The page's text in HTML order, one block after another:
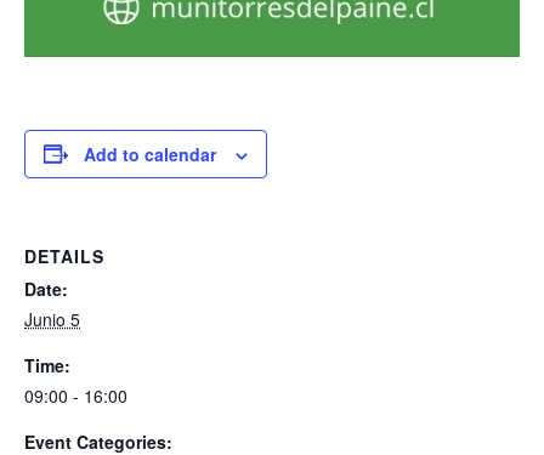
Add to calendar
DETAILS
Date:
Junio 5
Time:
09:00 - 16:00
Event Categories: